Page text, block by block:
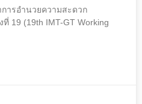
ารอำนวยความสะดวก
19 (19th IMT-GT Working